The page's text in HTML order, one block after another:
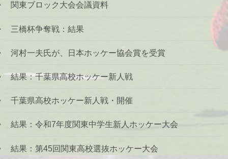
関東ブロック大会会議資料
三橋杯争奪戦：結果
河村一夫氏が、日本ホッケー協会賞を受賞
結果：千葉県高校ホッケー新人戦
千葉県高校ホッケー新人戦・開催
結果：令和7年度関東中学生新人ホッケー大会
結果：第45回関東高校選抜ホッケー大会